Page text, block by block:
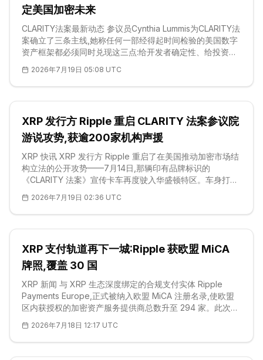
的法律。 从本质上看,CLA
定美国加密未来
CLARITY法案最新动态 参议员Cynthia Lummis为CLARITY法
案确立了三条主线,她称任何一部经得起时间检验的美国数字
资产框架都必须同时兑现这三点:给开发者确定性、给投资者
的X帖文中主张,一部合格的加密立法应当同时达成上述三项
目标,而CLARITY法案恰恰做到了。她的表态把这部法案摆到
了国会多年努力的核心位置——用成文法规取代零敲碎打的
的后续动作,惠及更广泛<a
href="https://cn.coinotag.com/glossary/altc
2026年7月19日 05:08 UTC
XRP 发行方 Ripple 重启 CLARITY 法案参议院
游说攻势,获逾200家机构声援
XRP 快讯 XRP 发行方 Ripple 重启了在美国推动加密市场结
构立法的公开攻势——7月14日,那辆印有品牌标识的
《CLARITY 法案》宣传卡车再度驶入华盛顿特区。车身打出
权衡这套数字资产监管框架之际。Ripple 将该法案定位为通
向透明代币规则、更强消费者保护以及维系美国竞争力的路
径,目前已有逾200家机构敦促参议院领导层将其提交全院表
一,XRP 正处在
2026年7月19日 02:36 UTC
XRP 支付轨道再下一城:Ripple 获欧盟 MiCA
牌照,覆盖 30 国
XRP 新闻 与 XRP 生态深度绑定的合规支付实体 Ripple
Payments Europe,正式被纳入欧盟 MiCA 注册名录,使欧盟
区内获授权的加密资产服务提供商总数升至 294 家。此次登
市场监管框架》(MiCA)所取得的合规立足点——按照这套欧
盟统一规则,任何机构在提供受监管服务之前,都必须先行取得
加密资产服务提供商(CASP)牌照。Ripple Payments
2026年7月18日 12:17 UTC